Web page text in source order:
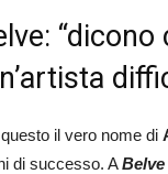
“dicono
il vero nome di
di successo. ABelve